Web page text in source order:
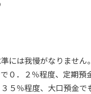
には我慢がなりません
０．２％程度、定期預
５％程度、大口預金で